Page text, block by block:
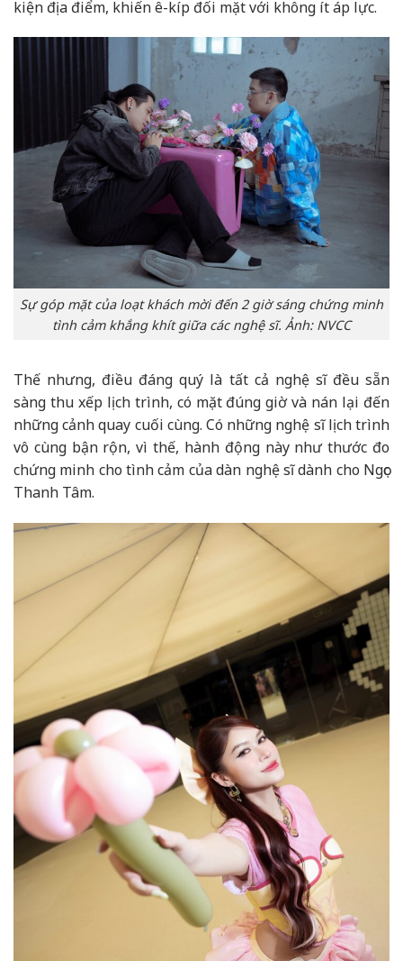
kiện địa điểm, khiến ê-kíp đối mặt với không ít áp lực.
Sự góp mặt của loạt khách mời đến 2 giờ sáng chứng minh
tình cảm khắng khít giữa các nghệ sĩ. Ảnh: NVCC
Thế nhưng, điều đáng quý là tất cả nghệ sĩ đều sẵn
sàng thu xếp lịch trình, có mặt đúng giờ và nán lại đến
những cảnh quay cuối cùng. Có những nghệ sĩ lịch trình
vô cùng bận rộn, vì thế, hành động này như thước đo
chứng minh cho tình cảm của dàn nghệ sĩ dành cho Ngọc
Thanh Tâm.